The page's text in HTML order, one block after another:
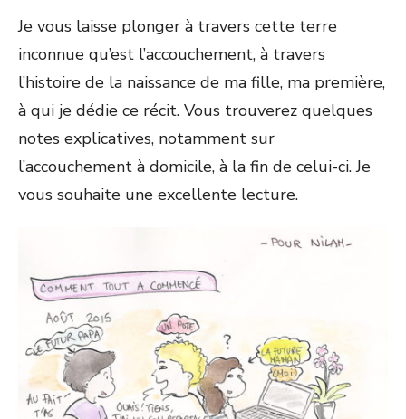
Je vous laisse plonger à travers cette terre
inconnue qu’est l’accouchement, à travers
l’histoire de la naissance de ma fille, ma première,
à qui je dédie ce récit. Vous trouverez quelques
notes explicatives, notamment sur
l’accouchement à domicile, à la fin de celui-ci. Je
vous souhaite une excellente lecture.